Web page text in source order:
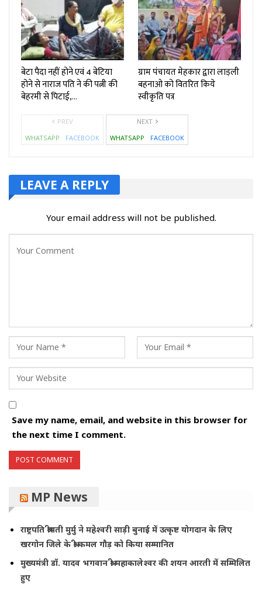
बेटा पैदा नहीं होने एवं 4 बेटिया
होने से नाराज पति ने की पत्नी की
बेहरमी से पिटाई,…
ग्राम पंचायत मेहकार द्वारा लाड़ली
बहनाओ को वितरित किये
स्वीकृति पत्र
PREV
WHATSAPP
FACEBOOK
NEXT
WHATSAPP
FACEBOOK
LEAVE A REPLY
Your email address will not be published.
Save my name, email, and website in this browser for
the next time I comment.
MP News
राष्ट्रपति श्रीमती मुर्मु ने महेश्वरी साड़ी बुनाई में उत्कृष्ट योगदान के लिए
खरगोन जिले के श्री कमल गौड़ को किया सम्मानित
मुख्यमंत्री डॉ. यादव भगवान श्री महाकालेश्‍वर की शयन आरती में सम्मिलित
हुए